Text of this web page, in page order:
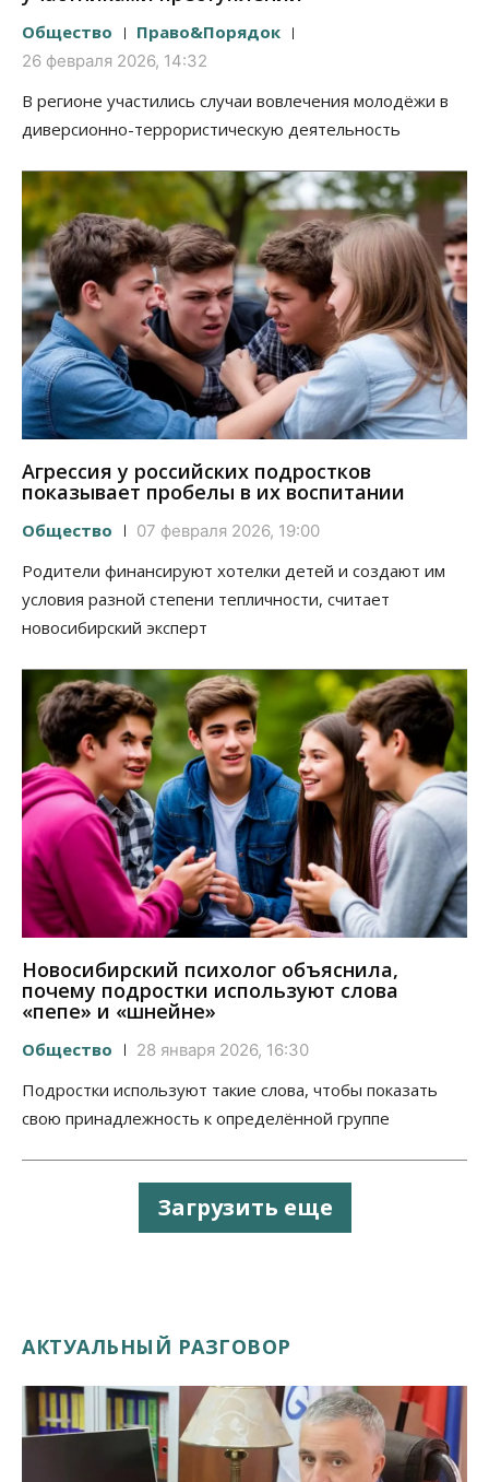
Общество Право&Порядок
26 февраля 2026, 14:32
В регионе участились случаи вовлечения молодёжи в
диверсионно-террористическую деятельность
Агрессия у российских подростков
показывает пробелы в их воспитании
Общество 07 февраля 2026, 19:00
Родители финансируют хотелки детей и создают им
условия разной степени тепличности, считает
новосибирский эксперт
Новосибирский психолог объяснила,
почему подростки используют слова
«пепе» и «шнейне»
Общество 28 января 2026, 16:30
Подростки используют такие слова, чтобы показать
свою принадлежность к определённой группе
Загрузить еще
АКТУАЛЬНЫЙ РАЗГОВОР